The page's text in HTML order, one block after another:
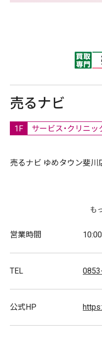
売るナビ
1F サービス・クリニッ
売るナビ ゆめタウン斐
皆様のご来店をスタッフ
そう思ったら、まずは売
取扱商品
も
営業時間
TEL
公式HP